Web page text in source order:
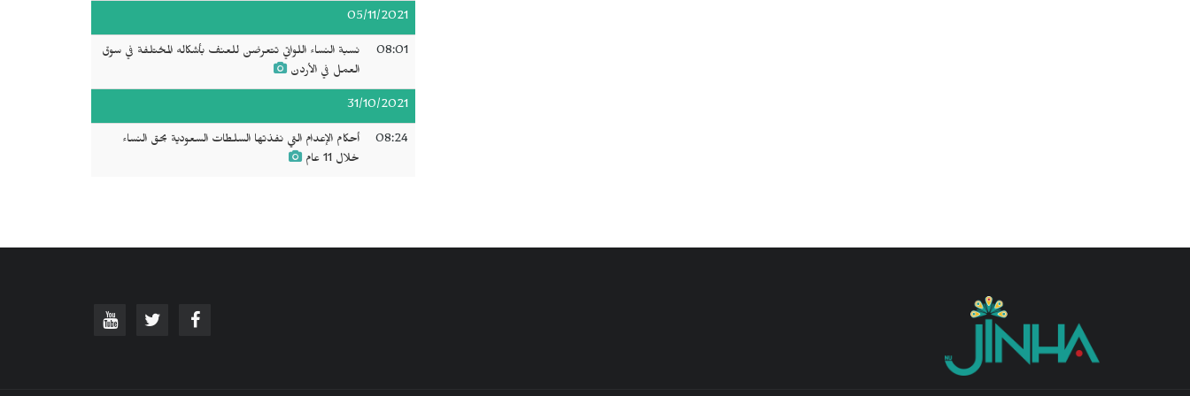
05/11/2021
08:01
نسبة النساء اللواتي تتعرضن للعنف بأشكاله المختلفة في سوق
العمل في الأردن
31/10/2021
08:24
أحكام الإعدام التي نفذتها السلطات السعودية بحق النساء
خلال 11 عام